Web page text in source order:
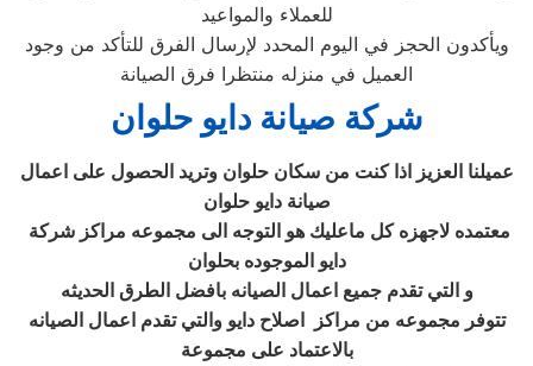
للعملاء والمواعيد
ويأكدون الحجز في اليوم المحدد لإرسال الفرق للتأكد من وجود
العميل في منزله منتظرا فرق الصيانة
شركة صيانة دايو حلوان
عميلنا العزيز اذا كنت من سكانحلوان وتريد الحصول على اعمال
صيانة دايوحلوان
دايو الموجوده بحلوان
و التي تقدم جميع اعمال الصيانه بافضل الطرق الحديثه
تتوفر مجموعه من مراكز اصلاح دايو والتي تقدم اعمال الصيانه
بالاعتماد على مجموعة